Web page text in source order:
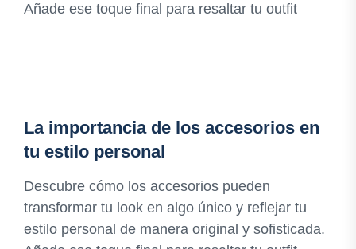
Añade ese toque final para resaltar tu outfit
La importancia de los accesorios en
tu estilo personal
Descubre cómo los accesorios pueden
transformar tu look en algo único y reflejar tu
estilo personal de manera original y sofisticada.